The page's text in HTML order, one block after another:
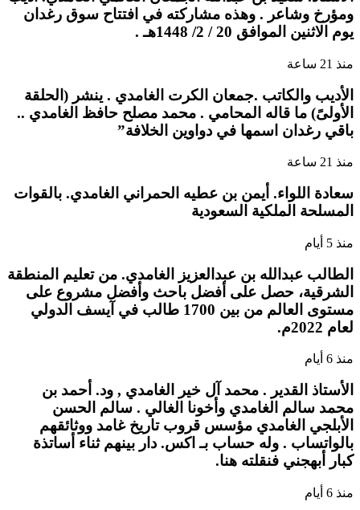
ومؤرخ وشاعر . وهذه مشاركته في افتتاح سوق رغدان
يوم الاثنين الموافق 20 / 2/ 1448هـ .
منذ 21 ساعة
الأديب والكاتب .جمعان الكرت الغامدي . ينشر (الحلقة
الأولىً) ما قاله المحامي . محمد مصلح حافظ الغامدي ..
باقي رغدان اسمها في دواوين الخلافة”
منذ 21 ساعة
سعادة اللواء. أيمن بن عطيه الحمراني الغامدي. بالقوات
المسلحة الملكية السعودية
منذ 5 أيام
الطالب عبدالله بن عبدالعزيز الغامدي. من تعليم المنطقة
الشرقية، حصل على أفضل باحث وأفضل مشروع على
مستوى العالم من بين 1700 طالب في آيسف الدولي
لعام 2022م.
منذ 6 أيام
الأستاذ القدير . محمد آل خير الغامدي , ود. أحمد بن
محمد سالم الغامدي وأخونا الغالي . سالم الحسن
الأبلجي الغامدي مؤسس قروب تاريخ غامد ووثائقهم
بالواتساب . وله حساب بـ اكس. دار بينهم ثناء أساتذة
كبار أبهجني فنقلته هنا.
منذ 6 أيام